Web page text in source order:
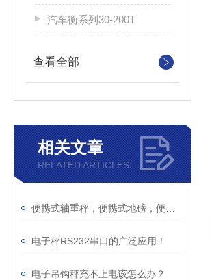
汽车衡系列30-200T
查看全部
相关文章
RELATED ARTICLES
电子秤RS232串口的广泛应用！
电子吊钩秤充不上电该怎么办？